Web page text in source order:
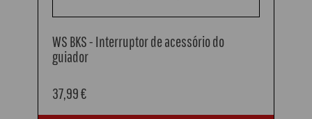
WS BKS - Interruptor de acessório do
guiador
37,99 €